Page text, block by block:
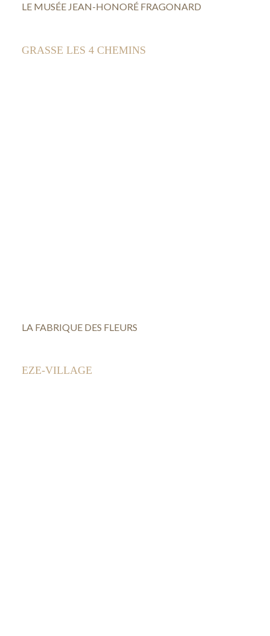
LE MUSÉE JEAN-HONORÉ FRAGONARD
GRASSE LES 4 CHEMINS
LA FABRIQUE DES FLEURS
EZE-VILLAGE